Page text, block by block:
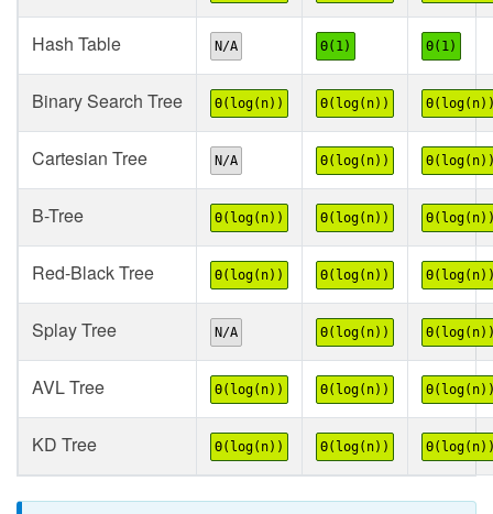
Hash Table N/A Θ(1) Θ(1)
Binary Search Tree Θ(log(n)) Θ(log(n))
Cartesian Tree N/A Θ(log(n))
B-Tree Θ(log(n)) Θ(log(n))
Red-Black Tree Θ(log(n)) Θ(log(n))
Splay Tree N/A Θ(log(n))
AVL Tree Θ(log(n)) Θ(log(n))
KD Tree Θ(log(n)) Θ(log(n))